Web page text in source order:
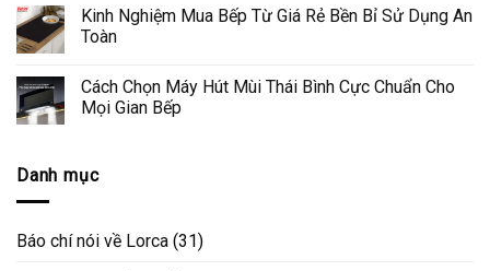
Kinh Nghiệm Mua Bếp Từ Giá Rẻ Bền Bỉ Sử Dụng An
Toàn
Cách Chọn Máy Hút Mùi Thái Bình Cực Chuẩn Cho
Mọi Gian Bếp
Danh mục
Báo chí nói về Lorca (31)